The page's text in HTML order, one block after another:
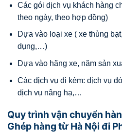
Các gói dịch vụ khách hàng
theo ngày, theo hợp đồng)
Dựa vào loại xe ( xe thùng
dụng,…)
Dựa vào hãng xe, năm sản
Các dịch vụ đi kèm: dịch vụ
dịch vụ nâng hạ,…
Quy trình vận chuyển
Ghép hàng từ Hà Nội đi